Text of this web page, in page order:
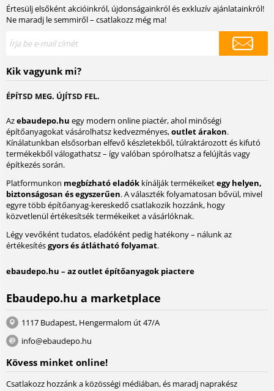
Értesülj elsőként akcióinkról, újdonságainkról és exkluzív ajánlatainkról!
Ne maradj le semmiről – csatlakozz még ma!
Kik vagyunk mi?
ÉPÍTSD MEG. ÚJÍTSD FEL.
Azebaudepo.hu egy modern online piactér, ahol minőségi
építőanyagokat vásárolhatsz kedvezményes,outlet árakon.
Kínálatunkban elsősorban elfevő készletekből, túlraktározott és kifutó
termékekből válogathatsz – így valóban spórolhatsz a felújítás vagy
építkezés során.
Platformunkon megbízható eladók kínálják termékeiketegy helyen,
biztonságosan és egyszerűen. A választék folyamatosan bővül, mivel
egyre több építőanyag-kereskedő csatlakozik hozzánk, hogy
közvetlenül értékesítsék termékeiket a vásárlóknak.
Légy vevőként tudatos, eladóként pedig hatékony – nálunk az
értékesítésgyors és átlátható folyamat.
ebaudepo.hu – az outlet építőanyagok piactere
Ebaudepo.hu a marketplace
1117 Budapest, Hengermalom út 47/A
info@ebaudepo.hu
Kövess minket online!
Csatlakozz hozzánk a közösségi médiában, és maradj naprakész